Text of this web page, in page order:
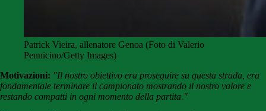
Patrick Vieira, allenatore Genoa (Foto di Valerio
Pennicino/Getty Images)
Motivazioni: "Il nostro obiettivo era proseguire su questa strada, era
fondamentale terminare il campionato mostrando il nostro valore e
restando compatti in ogni momento della partita."